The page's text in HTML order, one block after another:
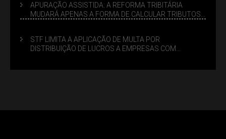
APURAÇÃO ASSISTIDA: A REFORMA TRIBITÁRIA
MUDARÁ APENAS A FORMA DE CALCULAR TRIBUTOS
STF LIMITA A APLICAÇÃO DE MULTA POR
DISTRIBUIÇÃO DE LUCROS A EMPRESAS COM